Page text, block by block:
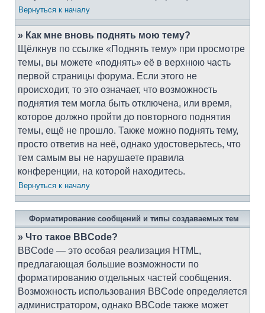
Вернуться к началу
» Как мне вновь поднять мою тему?
Щёлкнув по ссылке «Поднять тему» при просмотре
темы, вы можете «поднять» её в верхнюю часть
первой страницы форума. Если этого не
происходит, то это означает, что возможность
поднятия тем могла быть отключена, или время,
которое должно пройти до повторного поднятия
темы, ещё не прошло. Также можно поднять тему,
просто ответив на неё, однако удостоверьтесь, что
тем самым вы не нарушаете правила
конференции, на которой находитесь.
Вернуться к началу
Форматирование сообщений и типы создаваемых тем
» Что такое BBCode?
BBCode — это особая реализация HTML,
предлагающая большие возможности по
форматированию отдельных частей сообщения.
Возможность использования BBCode определяется
администратором, однако BBCode также может